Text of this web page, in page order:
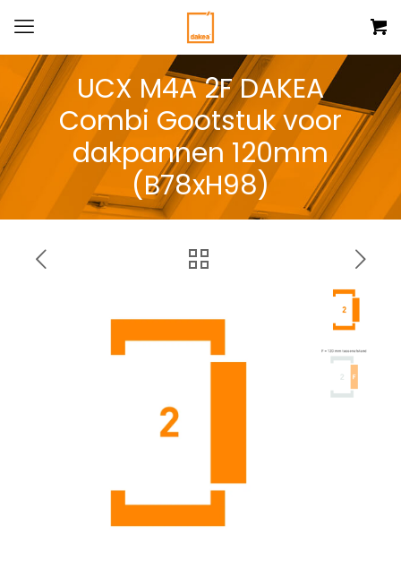
UCX M4A 2F DAKEA
Combi Gootstuk voor
dakpannen 120mm
(B78xH98)